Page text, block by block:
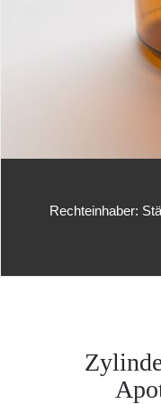
Rechteinhaber: